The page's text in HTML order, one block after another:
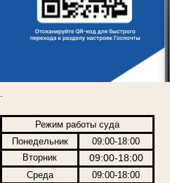
Режим работы суда
Понедельник
09:00-18:00
Вторник
09:00-18:00
Среда
09:00-18:00